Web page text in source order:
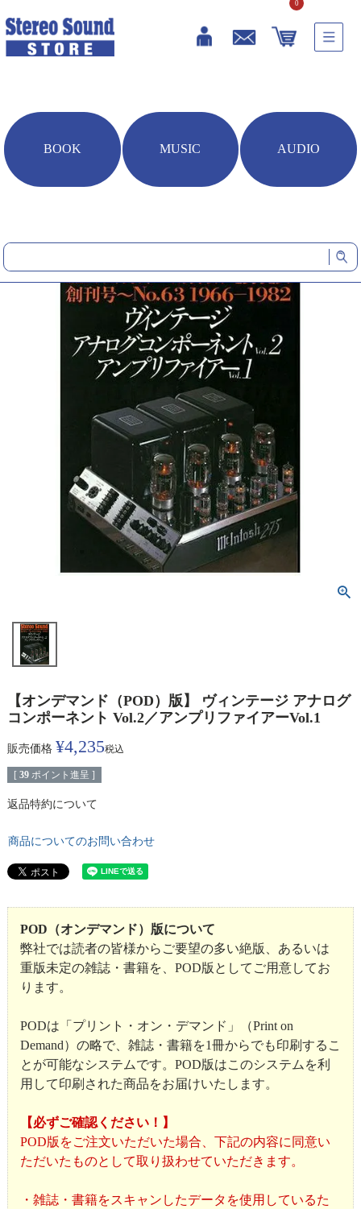
0
BOOK MUSIC AUDIO
【オンデマンド（POD）版】 ヴィンテージ アナログコンポーネント
【オンデマンド（POD）版】 ヴィンテージ アナログ
コンポーネント Vol.2／アンプリファイアーVol.1
販売価格 ¥4,235税込
[ 39 ポイント進呈 ]
返品特約について
商品についてのお問い合わせ
POD（オンデマンド）版について
弊社では読者の皆様からご要望の多い絶版、あるいは
重版未定の雑誌・書籍を、POD版としてご用意してお
ります。
PODは「プリント・オン・デマンド」（Print on
Demand）の略で、雑誌・書籍を1冊からでも印刷するこ
とが可能なシステムです。POD版はこのシステムを利
用して印刷された商品をお届けいたします。
【必ずご確認ください！】
POD版をご注文いただいた場合、下記の内容に同意い
ただいたものとして取り扱わせていただきます。
・雑誌・書籍をスキャンしたデータを使用しているた